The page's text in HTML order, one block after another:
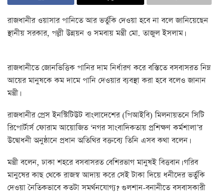
রাজধানীর ওয়াসার পানিতে আর ভর্তুকি দেওয়া হবে না বলে জানিয়েছেন
স্থানীয় সরকার, পল্লী উন্নয়ন ও সমবায় মন্ত্রী মো. তাজুল ইসলাম।
রাজধানীতে জোনভিত্তিক পানির দাম নির্ধারণ করে বস্তিতে বসবাসরত নিম্ন
আয়ের মানুষকে কম দামে পানি দেওয়ার ব্যবস্থা করা হবে বলেও জানান
মন্ত্রী।
রাজধানীর প্রেস ইনস্টিটিউট বাংলাদেশের (পিআইবি) মিলনায়তনে সিটি
রিপোর্টার্স ফোরাম আয়োজিত ‘নগর সাংবাদিকতায় প্রশিক্ষণ কর্মশালা’র
উদ্বোধনী অনুষ্ঠানে প্রধান অতিথির বক্তব্যে তিনি এসব কথা বলেন।
মন্ত্রী বলেন, ঢাকা শহরে বসবাসরত বেশিরভাগ মানুষই বিত্তবান। গরিব
মানুষের কাছ থেকে রাজস্ব আদায় করে সেই টাকা দিয়ে ধনীদের ভর্তুকি
দেওয়া নৈতিকভাবে কতটা সমর্থনযোগ্য? গুলশান-বনানীতে বসবাসকারী